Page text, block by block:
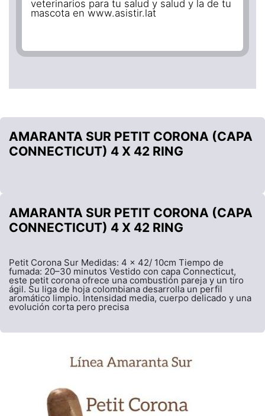
veterinarios para tu salud y salud y la de tu
mascota en www.asistir.lat
AMARANTA SUR PETIT CORONA (CAPA
CONNECTICUT) 4 X 42 RING
AMARANTA SUR PETIT CORONA (CAPA
CONNECTICUT) 4 X 42 RING
Petit Corona Sur Medidas: 4 x 42/ 10cm Tiempo de
fumada: 20–30 minutos Vestido con capa Connecticut,
este petit corona ofrece una combustión pareja y un tiro
ágil. Su liga de hoja colombiana desarrolla un perfil
aromático limpio. Intensidad media, cuerpo delicado y una
evolución corta pero precisa